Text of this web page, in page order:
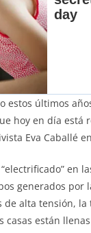
estos últimos
hoy en día está
Eva Caballé
en
generados
alta tensión,
casas están